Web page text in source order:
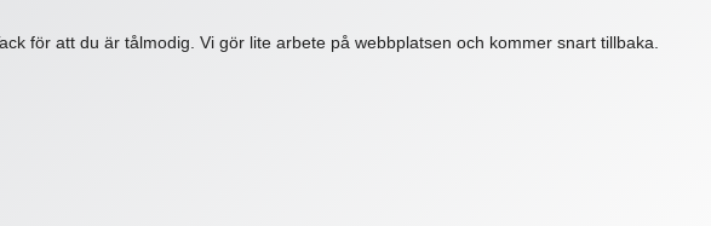
för att du är tålmodig. Vi gör lite arbete på webbplatsen och kommer snart tillbaka.